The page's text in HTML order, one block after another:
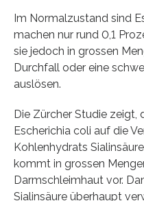
Im Normalzustand sind
machen nur rund 0,1
sie jedoch in grossen
Durchfall oder eine
auslösen.
Die Zürcher Studie zeigt,
Escherichia coli auf die
Kohlenhydrats
kommt in grossen
Darmschleimhaut vor.
Sialinsäure überhaupt